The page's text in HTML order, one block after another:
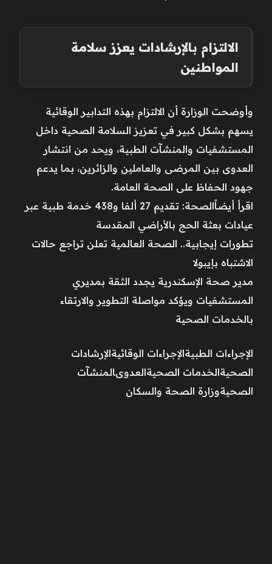
الالتزام بالإرشادات يعزز سلامة
المواطنين
وأوضحت الوزارة أن الالتزام بهذه التدابير الوقائية
يسهم بشكل كبير في تعزيز السلامة الصحية داخل
المستشفيات والمنشآت الطبية، ويحد من انتشار
العدوى بين المرضى والعاملين والزائرين، بما يدعم
جهود الحفاظ على الصحة العامة.
اقرأ أيضاًالصحة: تقديم 27 ألفا و438 خدمة طبية عبر
عيادات بعثة الحج بالأراضي المقدسة
تطورات إيجابية.. الصحة العالمية تعلن تراجع حالات
الاشتباه بإيبولا
مدير صحة الإسكندرية يجدد الثقة بمديري
المستشفيات ويؤكد مواصلة التطوير والارتقاء
بالخدمات الصحية
الإجراءات الطبيةالإجراءات الوقائيةالإرشادات
الصحيةالخدمات الصحيةالعدوىالمنشآت
الصحيةوزارة الصحة والسكان